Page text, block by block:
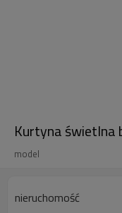
Kurtyna świetlna
model
nieruchomość